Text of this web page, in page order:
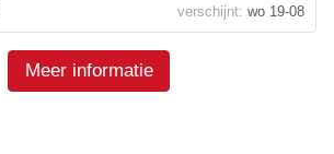
verschijnt: wo 19-08
Meer informatie